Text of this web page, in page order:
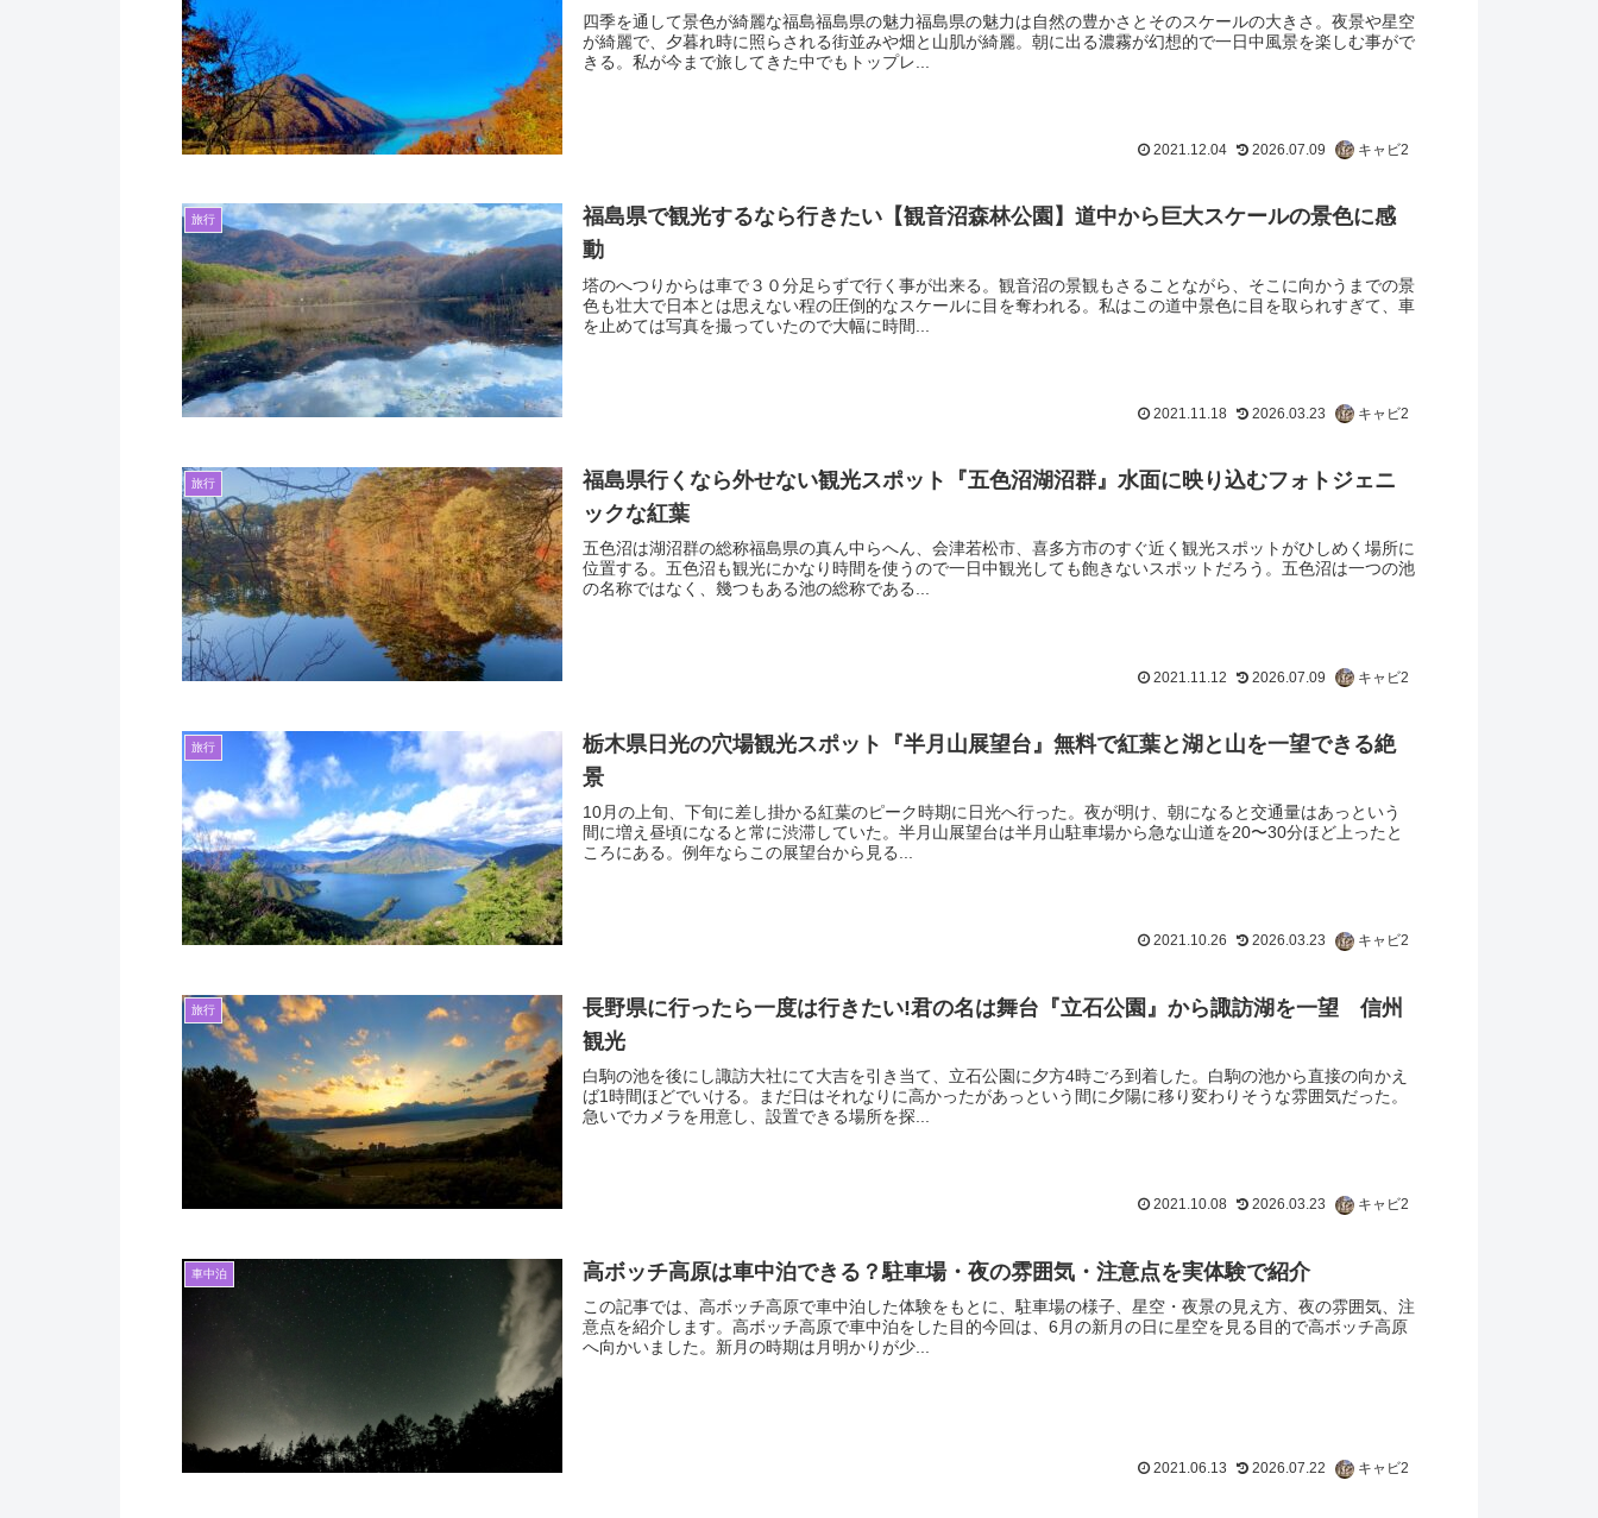
四季を通して景色が綺麗な福島福島県の魅力福島県の魅力は自然の豊かさとそのスケールの大きさ。夜景や星空
が綺麗で、夕暮れ時に照らされる街並みや畑と山肌が綺麗。朝に出る濃霧が幻想的で一日中風景を楽しむ事がで
きる。私が今まで旅してきた中でもトップレ...
2021.12.04 2026.07.09 キャビ2
旅行
福島県で観光するなら行きたい【観音沼森林公園】道中から巨大スケールの景色に感
動
塔のへつりからは車で３０分足らずで行く事が出来る。観音沼の景観もさることながら、そこに向かうまでの景
色も壮大で日本とは思えない程の圧倒的なスケールに目を奪われる。私はこの道中景色に目を取られすぎて、車
を止めては写真を撮っていたので大幅に時間...
2021.11.18 2026.03.23 キャビ2
旅行
福島県行くなら外せない観光スポット『五色沼湖沼群』水面に映り込むフォトジェニ
ックな紅葉
五色沼は湖沼群の総称福島県の真ん中らへん、会津若松市、喜多方市のすぐ近く観光スポットがひしめく場所に
位置する。五色沼も観光にかなり時間を使うので一日中観光しても飽きないスポットだろう。五色沼は一つの池
の名称ではなく、幾つもある池の総称である...
2021.11.12 2026.07.09 キャビ2
旅行
栃木県日光の穴場観光スポット『半月山展望台』無料で紅葉と湖と山を一望できる絶
景
10月の上旬、下旬に差し掛かる紅葉のピーク時期に日光へ行った。夜が明け、朝になると交通量はあっという
間に増え昼頃になると常に渋滞していた。半月山展望台は半月山駐車場から急な山道を20〜30分ほど上ったと
ころにある。例年ならこの展望台から見る...
2021.10.26 2026.03.23 キャビ2
旅行
長野県に行ったら一度は行きたい!君の名は舞台『立石公園』から諏訪湖を一望 信州
観光
白駒の池を後にし諏訪大社にて大吉を引き当て、立石公園に夕方4時ごろ到着した。白駒の池から直接の向かえ
ば1時間ほどでいける。まだ日はそれなりに高かったがあっという間に夕陽に移り変わりそうな雰囲気だった。
急いでカメラを用意し、設置できる場所を探...
2021.10.08 2026.03.23 キャビ2
車中泊 高ボッチ高原は車中泊できる？駐車場・夜の雰囲気・注意点を実体験で紹介
この記事では、高ボッチ高原で車中泊した体験をもとに、駐車場の様子、星空・夜景の見え方、夜の雰囲気、注
意点を紹介します。高ボッチ高原で車中泊をした目的今回は、6月の新月の日に星空を見る目的で高ボッチ高原
へ向かいました。新月の時期は月明かりが少...
2021.06.13 2026.07.22 キャビ2